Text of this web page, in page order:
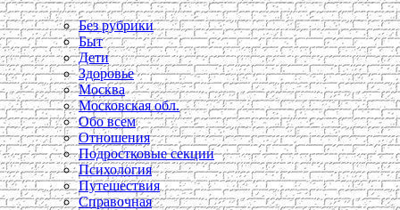
Без рубрики
Быт
Дети
Здоровье
Москва
Московская обл.
Обо всем
Отношения
Подростковые секции
Психология
Путешествия
Справочная